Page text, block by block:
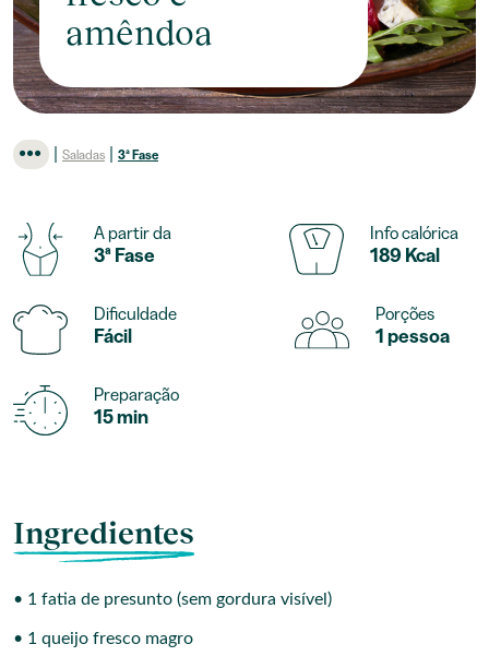
amêndoa
Saladas 3ª Fase
A partir da
3ª Fase
Info calórica
189 Kcal
Dificuldade
Fácil
Porções
1 pessoa
Preparação
15 min
Ingredientes
• 1 fatia de presunto (sem gordura visível)
• 1 queijo fresco magro